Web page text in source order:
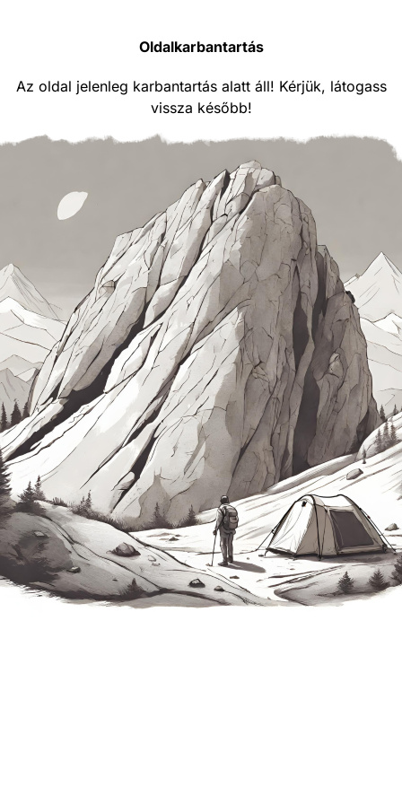
Oldalkarbantartás
Az oldal jelenleg karbantartás alatt áll! Kérjük, látogass
vissza később!